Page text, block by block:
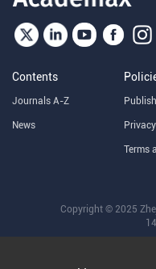
Contents
Journals A-Z
News
Terms
Copyright © 2025